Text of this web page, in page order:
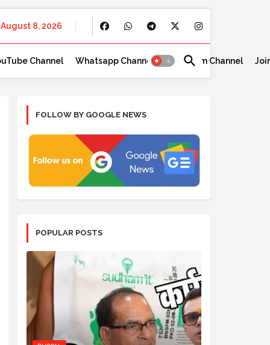
August 8, 2026
Channel Whatsapp Channel Telegram Channel
FOLLOW BY GOOGLE NEWS
POPULAR POSTS